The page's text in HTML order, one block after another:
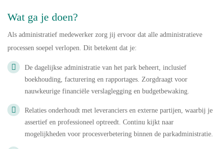
Wat ga je doen?
Als administratief medewerker zorg jij ervoor dat alle administratieve
processen soepel verlopen. Dit betekent dat je:
De dagelijkse administratie van het park beheert, inclusief
boekhouding, facturering en rapportages. Zorgdraagt voor
nauwkeurige financiële verslaglegging en budgetbewaking.
Relaties onderhoudt met leveranciers en externe partijen, waarbij je
assertief en professioneel optreedt. Continu kijkt naar
mogelijkheden voor procesverbetering binnen de parkadministratie.